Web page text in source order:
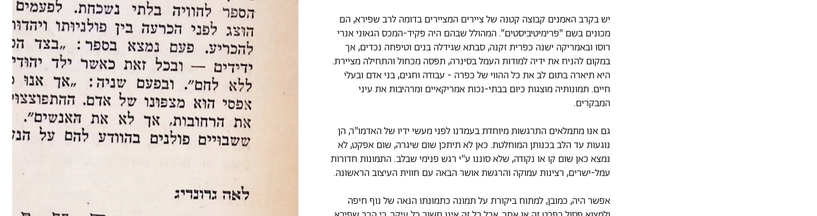
יש בקרב האמנים קבוצה קטנה של ציירים המציירים בדומה לרב שפירא, הם
מכונים בשם "פרימיטיביסטים". המהולל שבהם היה פקיד-המכס הגאוני אנרי
רוסו ובאמריקה ישנה כפרית זקנה, סבתא שגידלה בנים וטיפחה נכדים, אך
במקום להניח את ידיה למודות העמל בסינרה, תפסה מכחול והתחילה מציירת.
היא תיארה בתום לב את כל ההווי של כפרה - עבודה וחגים, בני אדם ובעלי
חיים. תמונותיה מוצגות כיום בבתי-נכות אמריקאיים ומרהיבות את עיני
המבקרים.
גם אנו מתמלאים התרגשות מיוחדת בעמדנו לפני מעשי ידיו של האדמו"ר, הן
נוגעות עד הלב בכנותן המוחלטת. כאן לא תיתכן שום שיגרה, שום אפקט, לא
נמצא כאן שום קו או נקודה, שלא סוננו ע"י רגש פנימי שבלב. התמונות חדורות
עמל-ישרים, רצינות עמוקה והרגשת אושר הבאה עם חווית העיצוב הראשונה.
אפשר היה, כמובן, למתוח ביקורת על תמונה כתמונתו הנאה של נוף חיפה